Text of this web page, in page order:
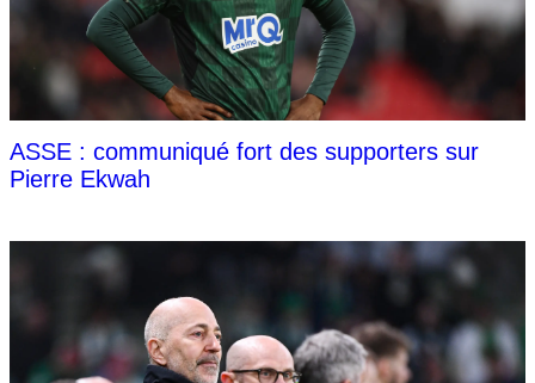
ASSE : communiqué fort des supporters sur
Pierre Ekwah